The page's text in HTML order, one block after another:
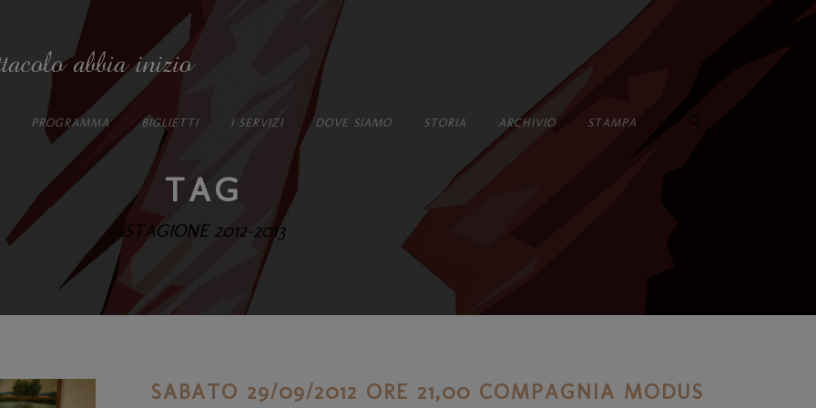
PROGRAMMA BIGLIETTI I SERVIZI DOVE SIAMO STORIA ARCHIVIO STAMPA
TAG
STAGIONE 2012-2013
SABATO 29/09/2012 ORE 21,00 COMPAGNIA MODUS